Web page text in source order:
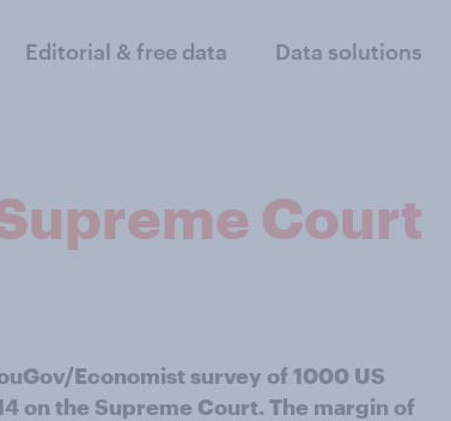
Editorial & free data Data solutions
Court
Economist survey of 1000 US
on the Supreme Court. The margin of